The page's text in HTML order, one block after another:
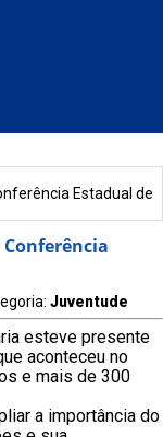
Estadual de
Juventude
esteve presente
aconteceu no
e mais de 300
a importância do